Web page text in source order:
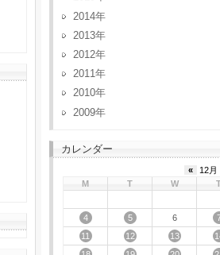
2014
2013
2012
2011
2010
2009
カレンダー
«
12
M
T W
4 5 6
11
12 13